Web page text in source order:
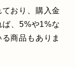
おり、購入金
、5%や1%な
商品もありま